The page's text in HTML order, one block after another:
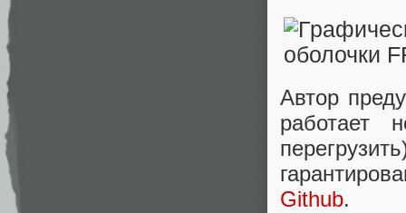
Автор
работает
Github.